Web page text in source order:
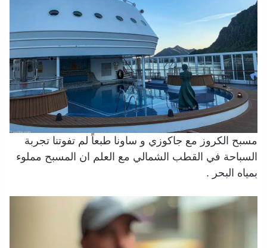
مسبح الكروز مع جاكوزي و ساونا طبعاً لم تفوتنا تجربة
السباحة في القطب الشمالي مع العلم ان المسبح مملوء
بمياه البحر .